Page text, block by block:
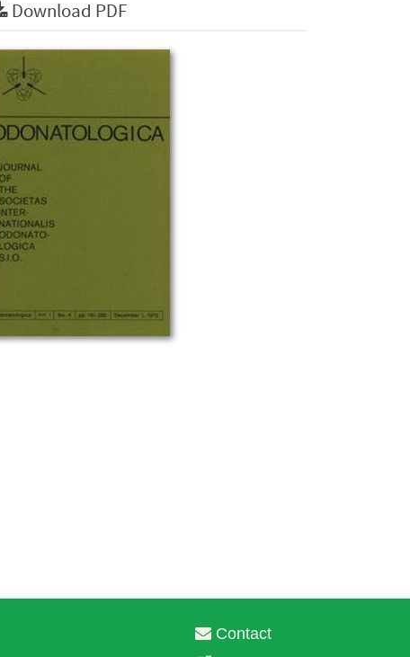
Download PDF
Contact